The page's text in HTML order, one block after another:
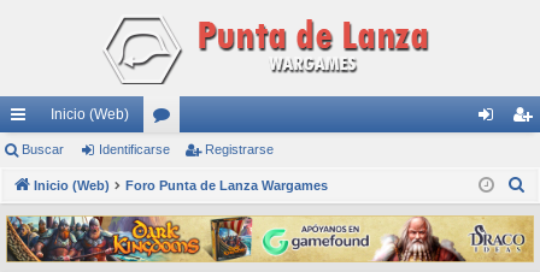
nl
ac
es
rá
Inicio (Web)
or
os nti
fic
ar
ist
ra
rs
Buscar Identificarse Registrarse
Inicio (Web) Foro Punta de Lanza Wargames
s
c